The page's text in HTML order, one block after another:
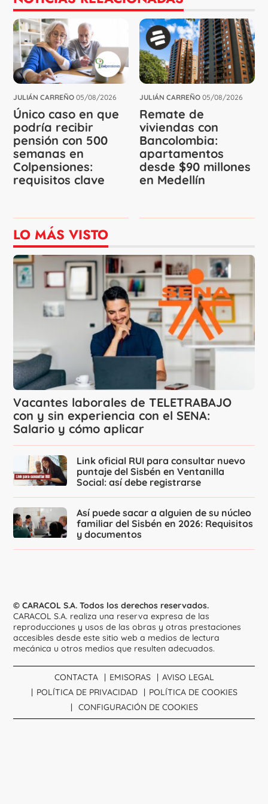
JULIÁN CARREÑO 05/08/2026
Único caso en que
podría recibir
pensión con 500
semanas en
Colpensiones:
requisitos clave
JULIÁN CARREÑO 05/08/2026
Remate de
viviendas con
Bancolombia:
apartamentos
desde $90 millones
en Medellín
LO MÁS VISTO
Vacantes laborales de TELETRABAJO
con y sin experiencia con el SENA:
Salario y cómo aplicar
Link oficial RUI para consultar nuevo
puntaje del Sisbén en Ventanilla
Social: así debe registrarse
Así puede sacar a alguien de su núcleo
familiar del Sisbén en 2026: Requisitos
y documentos
© CARACOL S.A. Todos los derechos reservados.
CARACOL S.A. realiza una reserva expresa de las
reproducciones y usos de las obras y otras prestaciones
accesibles desde este sitio web a medios de lectura
mecánica u otros medios que resulten adecuados.
CONTACTA EMISORAS
AVISO LEGAL
POLÍTICA DE PRIVACIDAD
POLÍTICA DE COOKIES
CONFIGURACIÓN DE COOKIES